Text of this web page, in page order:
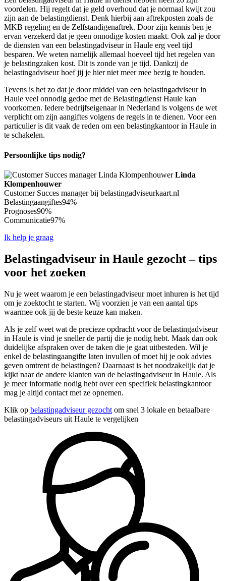
voordelen. Hij regelt dat je geld overhoud dat je normaal kwijt zou
zijn aan de belastingdienst. Denk hierbij aan aftrekposten zoals de
MKB regeling en de Zelfstandigenaftrek. Door zijn kennis ben je
ervan verzekerd dat je geen onnodige kosten maakt. Ook zal je door
de diensten van een belastingadviseur in Haule erg veel tijd
besparen. We weten namelijk allemaal hoeveel tijd het regelen van
je belastingzaken kost. Dit is zonde van je tijd. Dankzij de
belastingadviseur hoef jij je hier niet meer mee bezig te houden.
Tevens is het zo dat je door middel van een belastingadviseur in
Haule veel onnodig gedoe met de Belastingdienst Haule kan
voorkomen. Iedere bedrijfseigenaar in Nederland is volgens de wet
verplicht om zijn aangiftes volgens de regels in te dienen. Voor een
particulier is dit vaak de reden om een belastingkantoor in Haule in
te schakelen.
Persoonlijke tips nodig?
Linda
Klompenhouwer
Customer Succes manager bij belastingadviseurkaart.nl
Belastingaangiftes94%
Prognoses90%
Communicatie97%
Ik help je graag
Belastingadviseur in Haule gezocht – tips
voor het zoeken
Nu je weet waarom je een belastingadviseur moet inhuren is het tijd
om je zoektocht te starten. Wij voorzien je van een aantal tips
waarmee ook jij de beste keuze kan maken.
Als je zelf weet wat de precieze opdracht voor de belastingadviseur
in Haule is vind je sneller de partij die je nodig hebt. Maak dan ook
duidelijke afspraken over de taken die je gaat uitbesteden. Wil je
enkel de belastingaangifte laten invullen of moet hij je ook advies
geven omtrent de belastingen? Daarnaast is het noodzakelijk dat je
kijkt naar de andere klanten van de belastingadviseur in Haule. Als
je meer informatie nodig hebt over een specifiek belastingkantoor
mag je altijd contact met ze opnemen.
Klik op belastingadviseur gezocht om snel 3 lokale en betaalbare
belastingadviseurs uit Haule te vergelijken